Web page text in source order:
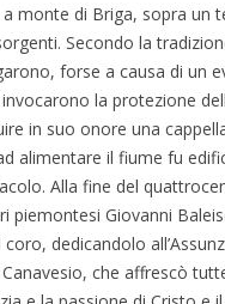
a monte di Briga, sopra un
Secondo la
forse a causa di un
la protezione
in suo onore una
alimentare il fiume fu
Alla fine del
piemontesi Giovanni
coro, dedicandolo
che affrescò